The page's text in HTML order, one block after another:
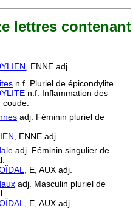
lettres contenant
ENNE adj.
n.f. Pluriel de épicondylite.
n.f. Inflammation des
adj. Féminin pluriel de
ENNE adj.
adj. Féminin singulier de
E, AUX adj.
adj. Masculin pluriel de
E, AUX adj.